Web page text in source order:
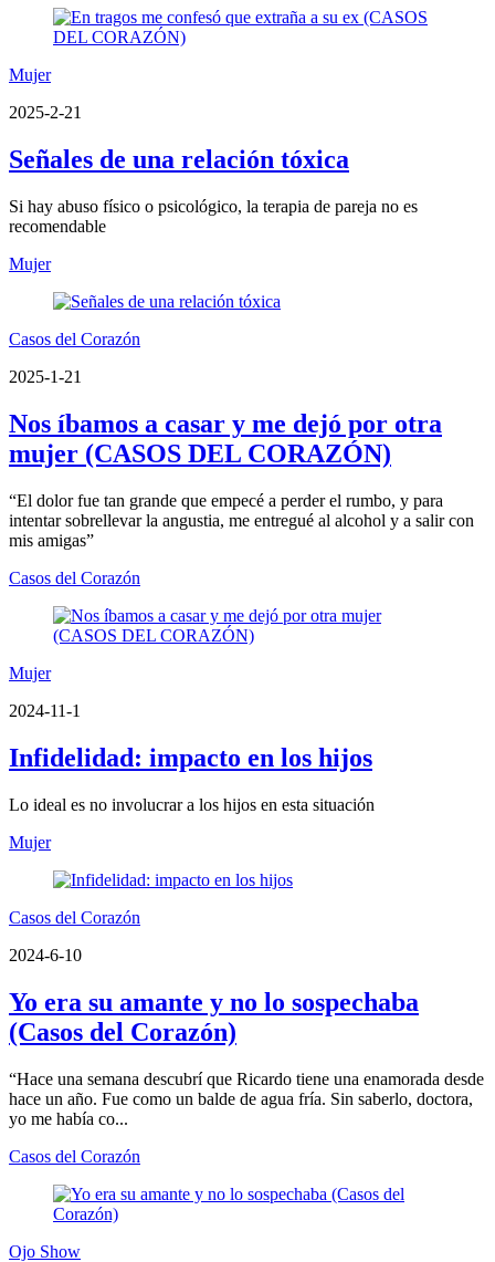
Mujer
2025-2-21
Señales de una relación tóxica
Si hay abuso físico o psicológico, la terapia de pareja no es
recomendable
Mujer
Casos del Corazón
2025-1-21
Nos íbamos a casar y me dejó por otra
mujer (CASOS DEL CORAZÓN)
“El dolor fue tan grande que empecé a perder el rumbo, y para
intentar sobrellevar la angustia, me entregué al alcohol y a salir con
mis amigas”
Casos del Corazón
Mujer
2024-11-1
Infidelidad: impacto en los hijos
Lo ideal es no involucrar a los hijos en esta situación
Mujer
Casos del Corazón
2024-6-10
Yo era su amante y no lo sospechaba
(Casos del Corazón)
“Hace una semana descubrí que Ricardo tiene una enamorada desde
hace un año. Fue como un balde de agua fría. Sin saberlo, doctora,
yo me había co...
Casos del Corazón
Ojo Show